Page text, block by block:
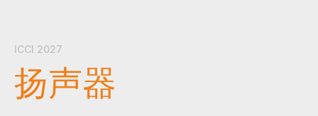
ICCI 2027
扬声器